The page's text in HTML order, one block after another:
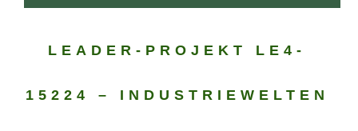
LEADER-PROJEKT LE4-
15224 – INDUSTRIEWELTEN